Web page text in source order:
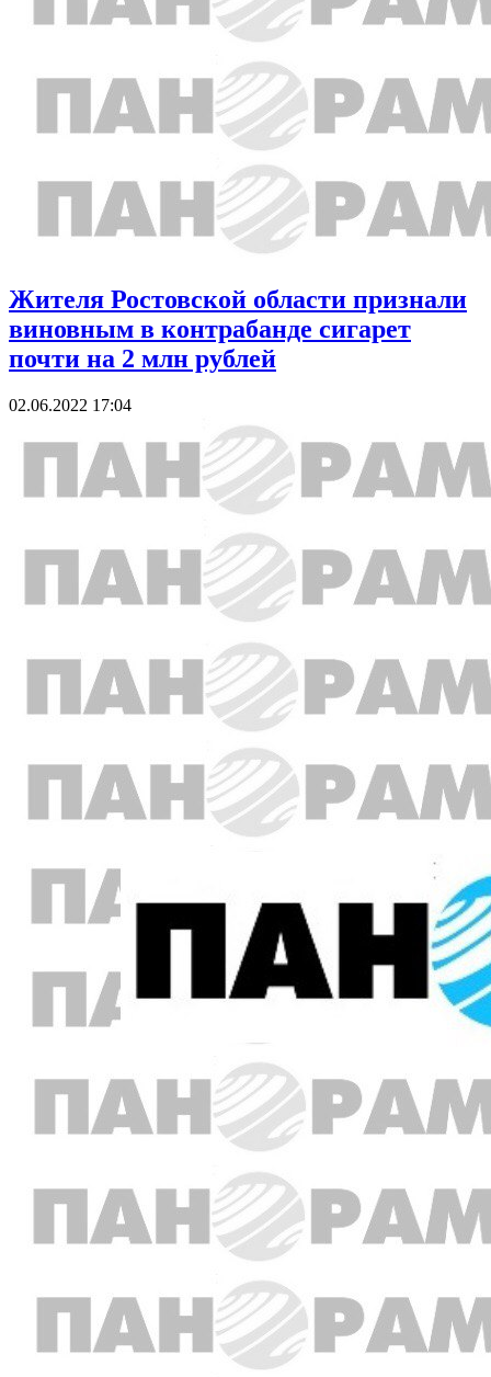
Жителя Ростовской области признали
виновным в контрабанде сигарет
почти на 2 млн рублей
02.06.2022 17:04